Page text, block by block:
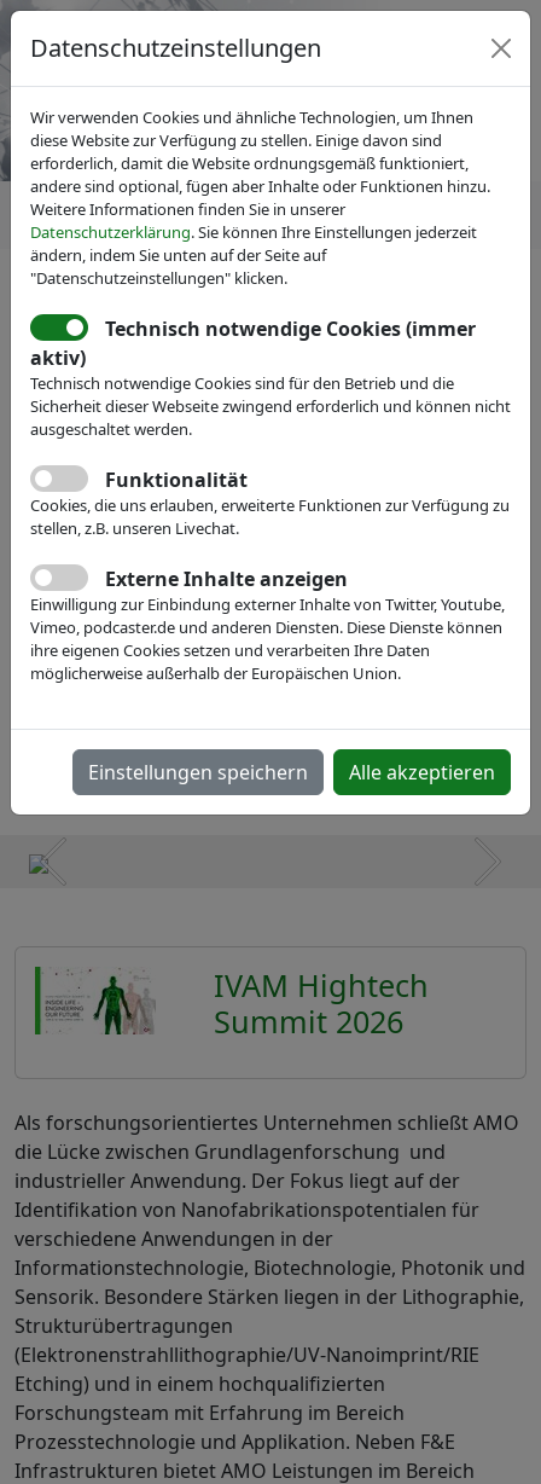
IVAM Fachverband für Mikrotechnik
Veranstaltungen
AMO GmbH
Webseite
IVAM Hightech
Summit 2026
Als forschungsorientiertes Unternehmen schließt AMO
die Lücke zwischen Grundlagenforschung und
industrieller Anwendung. Der Fokus liegt auf der
Identifikation von Nanofabrikationspotentialen für
verschiedene Anwendungen in der
Informationstechnologie, Biotechnologie, Photonik und
Sensorik. Besondere Stärken liegen in der Lithographie,
Strukturübertragungen
(Elektronenstrahllithographie/UV-Nanoimprint/RIE
Etching) und in einem hochqualifizierten
Forschungsteam mit Erfahrung im Bereich
Prozesstechnologie und Applikation. Neben F&E
Infrastrukturen bietet AMO Leistungen im Bereich
Datenschutzeinstellungen
Wir verwenden Cookies und ähnliche Technologien, um Ihnen
diese Website zur Verfügung zu stellen. Einige davon sind
erforderlich, damit die Website ordnungsgemäß funktioniert,
andere sind optional, fügen aber Inhalte oder Funktionen hinzu.
Weitere Informationen finden Sie in unserer
Datenschutzerklärung. Sie können Ihre Einstellungen jederzeit
ändern, indem Sie unten auf der Seite auf
"Datenschutzeinstellungen" klicken.
Technisch notwendige Cookies (immer
aktiv)
Technisch notwendige Cookies sind für den Betrieb und die
Sicherheit dieser Webseite zwingend erforderlich und können nicht
ausgeschaltet werden.
Funktionalität
Cookies, die uns erlauben, erweiterte Funktionen zur Verfügung zu
stellen, z.B. unseren Livechat.
Externe Inhalte anzeigen
Einwilligung zur Einbindung externer Inhalte von Twitter, Youtube,
Vimeo, podcaster.de und anderen Diensten. Diese Dienste können
ihre eigenen Cookies setzen und verarbeiten Ihre Daten
möglicherweise außerhalb der Europäischen Union.
Einstellungen speichern Alle akzeptieren